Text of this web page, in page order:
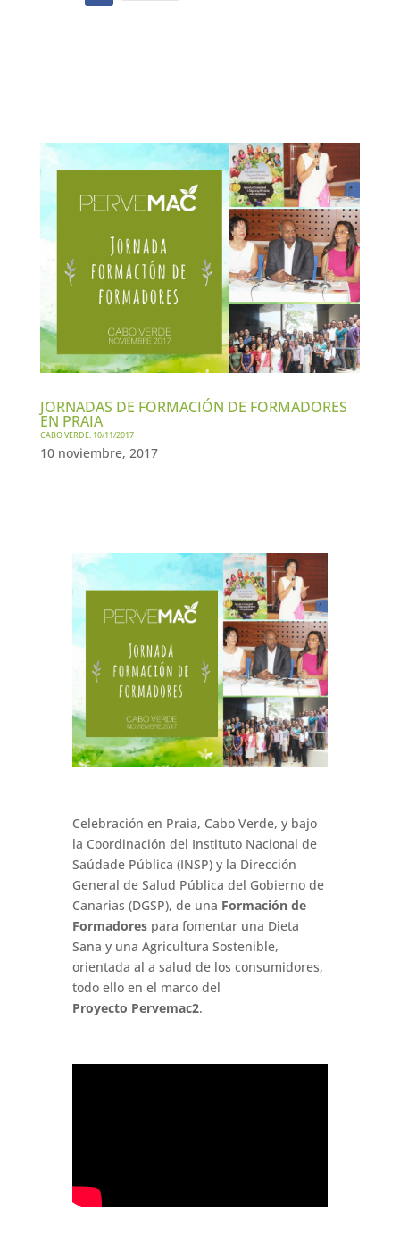
JORNADAS DE FORMACIÓN DE FORMADORES
EN PRAIA
CABO VERDE. 10/11/2017
10 noviembre, 2017
Celebración en Praia, Cabo Verde, y bajo
la Coordinación del Instituto Nacional de
Saúdade Pública (INSP)y la Dirección
General de Salud Pública del Gobierno de
Canarias (DGSP), de una Formación de
Formadorespara fomentar una Dieta
Sana y una Agricultura Sostenible,
orientada al a salud de los consumidores,
todo ello en el marco del
Proyecto Pervemac2.